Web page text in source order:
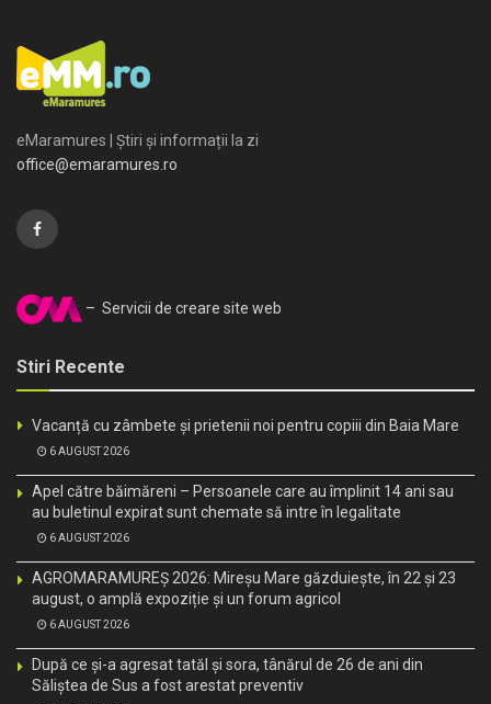
eMaramures | Știri și informații la zi
office@emaramures.ro
– Servicii de creare site web
Stiri Recente
Vacanță cu zâmbete și prietenii noi pentru copiii din Baia Mare
6 AUGUST 2026
Apel către băimăreni – Persoanele care au împlinit 14 ani sau
au buletinul expirat sunt chemate să intre în legalitate
6 AUGUST 2026
AGROMARAMUREȘ 2026: Mireșu Mare găzduiește, în 22 și 23
august, o amplă expoziție și un forum agricol
6 AUGUST 2026
După ce și-a agresat tatăl și sora, tânărul de 26 de ani din
Săliștea de Sus a fost arestat preventiv